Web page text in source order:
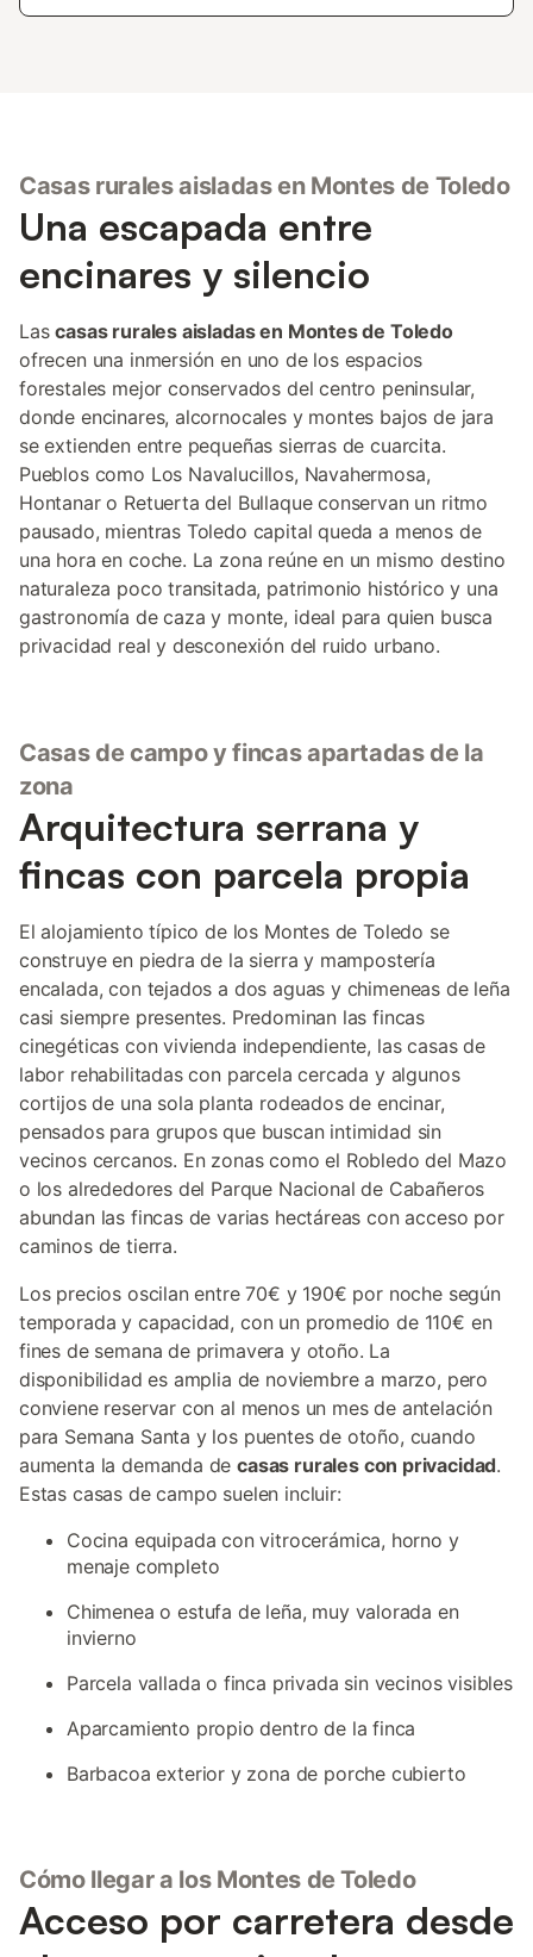
Casas rurales aisladas en Montes de Toledo
Una escapada entre
encinares y silencio
Lascasas rurales aisladas en Montes de Toledo
ofrecen una inmersión en uno de los espacios
forestales mejor conservados del centro peninsular,
donde encinares, alcornocales y montes bajos de jara
se extienden entre pequeñas sierras de cuarcita.
Pueblos como Los Navalucillos, Navahermosa,
Hontanar o Retuerta del Bullaque conservan un ritmo
pausado, mientras Toledo capital queda a menos de
una hora en coche. La zona reúne en un mismo destino
naturaleza poco transitada, patrimonio histórico y una
gastronomía de caza y monte, ideal para quien busca
privacidad real y desconexión del ruido urbano.
Casas de campo y fincas apartadas de la
zona
Arquitectura serrana y
fincas con parcela propia
El alojamiento típico de los Montes de Toledo se
construye en piedra de la sierra y mampostería
encalada, con tejados a dos aguas y chimeneas de leña
casi siempre presentes. Predominan las fincas
cinegéticas con vivienda independiente, las casas de
labor rehabilitadas con parcela cercada y algunos
cortijos de una sola planta rodeados de encinar,
pensados para grupos que buscan intimidad sin
vecinos cercanos. En zonas como el Robledo del Mazo
o los alrededores del Parque Nacional de Cabañeros
abundan las fincas de varias hectáreas con acceso por
caminos de tierra.
Los precios oscilan entre 70€ y 190€ por noche según
temporada y capacidad, con un promedio de 110€ en
fines de semana de primavera y otoño. La
disponibilidad es amplia de noviembre a marzo, pero
conviene reservar con al menos un mes de antelación
para Semana Santa y los puentes de otoño, cuando
aumenta la demanda decasas rurales con privacidad.
Estas casas de campo suelen incluir:
Cocina equipada con vitrocerámica, horno y
menaje completo
Chimenea o estufa de leña, muy valorada en
invierno
Parcela vallada o finca privada sin vecinos visibles
Aparcamiento propio dentro de la finca
Barbacoa exterior y zona de porche cubierto
Cómo llegar a los Montes de Toledo
Acceso por carretera desde